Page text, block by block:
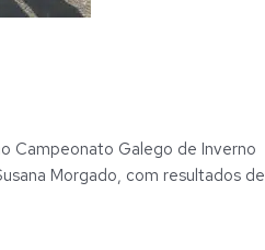
Campeonato Galego de Inverno
Morgado, com resultados de